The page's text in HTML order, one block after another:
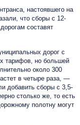
настоявшего на
что сборы с 12-
составят
дорог с
тарифов, но большей
около 300
в четыре раза, —
добавить сборы с 3,5-
столько же, то есть
полотну могут